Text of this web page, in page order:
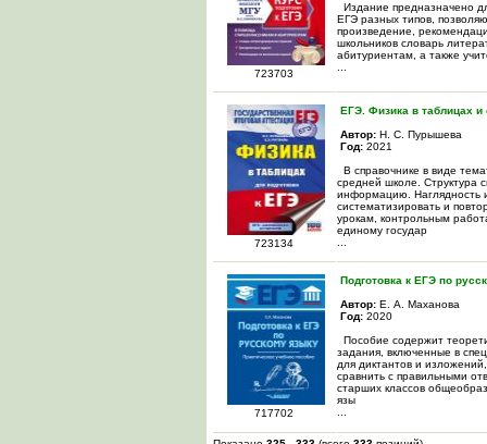
723703
Издание предназначено
ЕГЭ разных типов,
произведение,
школьников словарь
абитуриентам, а также
723134
ЕГЭ. Физика в таблицах и
Автор: Н. С. Пурышева
Год: 2021
В справочнике в виде
средней школе. Структура
информацию. Наглядность
систематизировать и
урокам, контрольным
единому государ
717702
Подготовка к ЕГЭ по
Автор: Е. А. Маханова
Год: 2020
Пособие содержит
задания, включенные в
для диктантов и
сравнить с правильными
старших классов
язы